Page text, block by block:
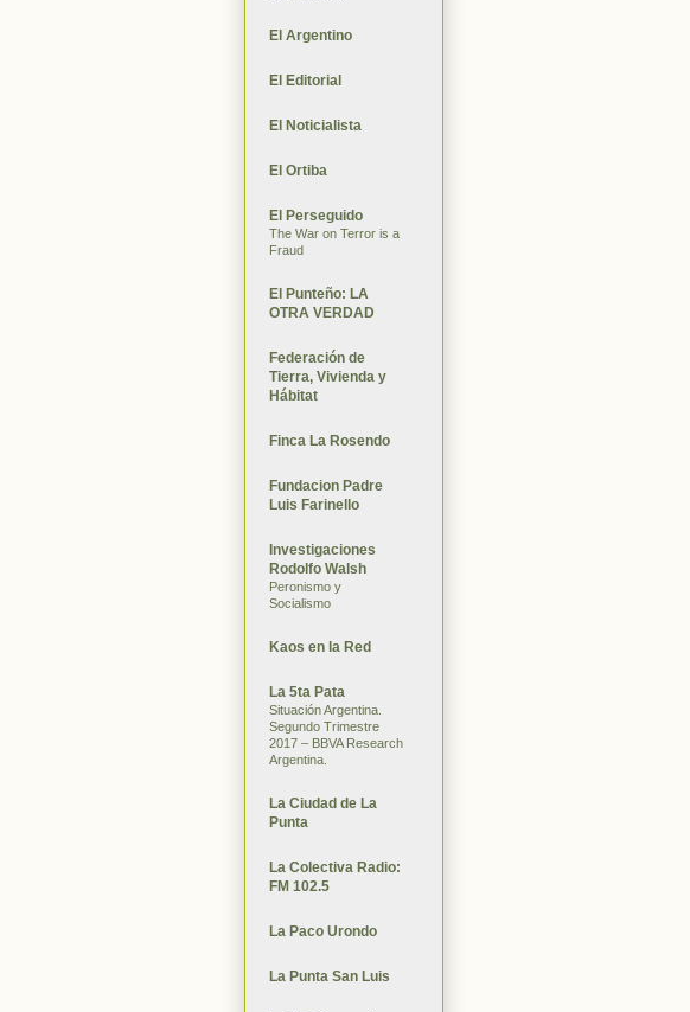
El Argentino
El Editorial
El Noticialista
El Ortiba
El Perseguido
The War on Terror is a
Fraud
El Punteño: LA
OTRA VERDAD
Federación de
Tierra, Vivienda y
Hábitat
Finca La Rosendo
Fundacion Padre
Luis Farinello
Investigaciones
Rodolfo Walsh
Peronismo y
Socialismo
Kaos en la Red
La 5ta Pata
Situación Argentina.
Segundo Trimestre
2017 – BBVA Research
Argentina.
La Ciudad de La
Punta
La Colectiva Radio:
FM 102.5
La Paco Urondo
La Punta San Luis